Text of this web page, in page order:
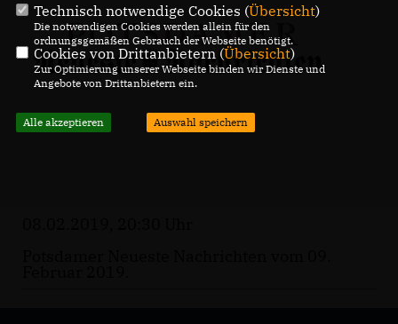
Technisch notwendige Cookies (Übersicht)
Die notwendigen Cookies werden allein für den
ordnungsgemäßen Gebrauch der Webseite benötigt.
Cookies von Drittanbietern (Übersicht)
Zur Optimierung unserer Webseite binden wir Dienste und
Angebote von Drittanbietern ein.
Alle akzeptieren Auswahl speichern